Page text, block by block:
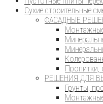
Сухие строительные
ФАСАДНЫЕ
Пропитки,
РЕШЕНИЯ ДЛЯ
Грунты,